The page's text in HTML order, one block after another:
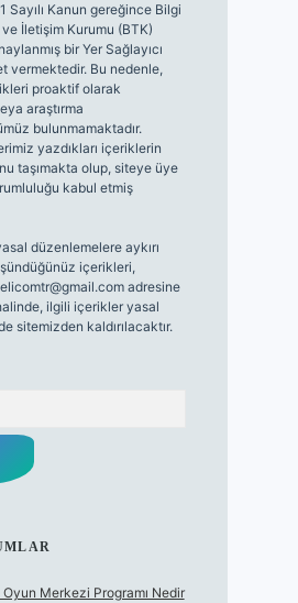
Sayılı Kanun gereğince Bilgi
İletişim Kurumu (BTK)
bir Yer Sağlayıcı
vermektedir. Bu nedenle,
proaktif olarak
araştırma
bulunmamaktadır.
yazdıkları içeriklerin
taşımakta olup, siteye üye
kabul etmiş
düzenlemelere aykırı
içerikleri,
adresine
ilgili içerikler yasal
sitemizden kaldırılacaktır.
Merkezi Programı Nedir